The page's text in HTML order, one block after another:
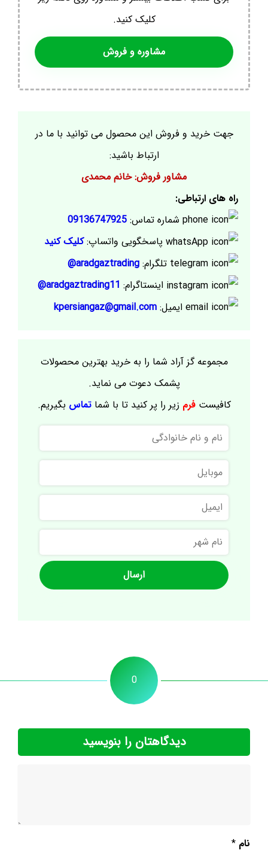
کلیک کنید.
مشاوره و فروش
جهت خرید و فروش این محصول می توانید با ما در
ارتباط باشید:
مشاور فروش: خانم محمدی
راه های ارتباطی:
شماره تماس: 09136747925
پاسخگویی واتساپ:کلیک کنید
تلگرام: aradgaztrading@
اینستاگرام: aradgaztrading11@
ایمیل: kpersiangaz@gmail.com
مجموعه گز آراد شما را به خرید بهترین محصولات
پشمک دعوت می نماید.
کافیستفرم زیر را پر کنید تا با شماتماس بگیریم.
نام
و
نام
خانوادگی
موبایل
ایمیل
نام
شهر
0
دیدگاهتان را بنویسید
نام *